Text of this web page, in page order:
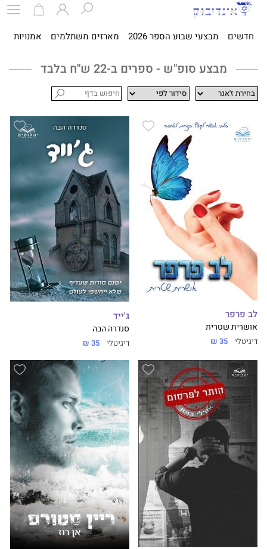
חדשים מבצעי שבוע הספר 2026 מארזים משתלמים אמנויות
מבצע סופ"ש - ספרים ב-22 ש"ח בלבד
לב פרפר
אושרית שטרית
דיגיטלי 35 ₪
ג'ייד
סנדרה הבה
דיגיטלי 35 ₪